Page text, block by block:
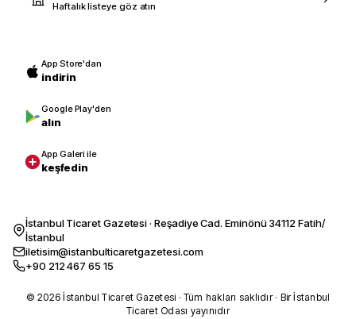
Haftalık listeye göz atın
App Store'dan
indirin
Google Play'den
alın
App Galeri ile
keşfedin
İstanbul Ticaret Gazetesi · Reşadiye Cad. Eminönü 34112 Fatih/
İstanbul
iletisim@istanbulticaretgazetesi.com
+90 212 467 65 15
© 2026 İstanbul Ticaret Gazetesi · Tüm hakları saklıdır · Bir İstanbul
Ticaret Odası yayınıdır